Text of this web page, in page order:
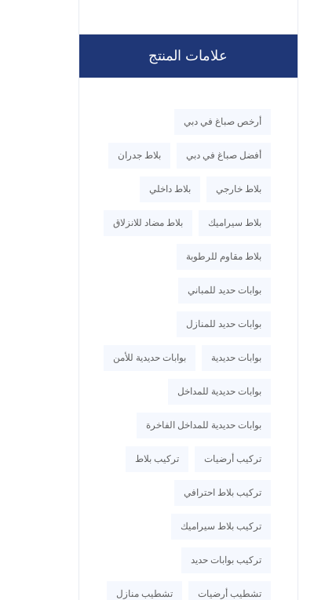
علامات المنتج
أرخص صباغ في دبي
أفضل صباغ في دبي بلاط جدران
بلاط خارجي بلاط داخلي
بلاط سيراميك بلاط مضاد للانزلاق
بلاط مقاوم للرطوبة
بوابات حديد للمباني
بوابات حديد للمنازل
بوابات حديدية بوابات حديدية للأمن
بوابات حديدية للمداخل
بوابات حديدية للمداخل الفاخرة
تركيب أرضيات تركيب بلاط
تركيب بلاط احترافي
تركيب بلاط سيراميك
تركيب بوابات حديد
تشطيب أرضيات تشطيب منازل